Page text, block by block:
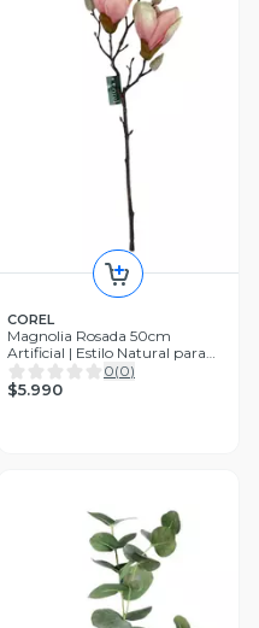
COREL
Magnolia Rosada 50cm
Artificial | Estilo Natural para
Interiores y Vitrinas
0(0)
$5.990